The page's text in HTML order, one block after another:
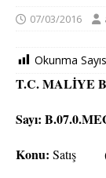
07/03/2016
Okunma
T.C. MALİYE
Sayı:
Konu: Satış